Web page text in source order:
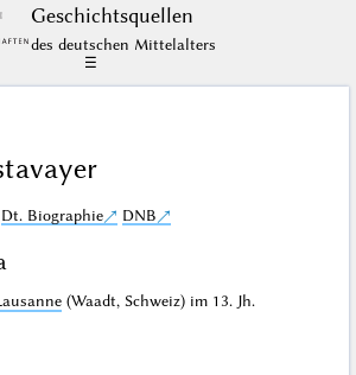
Geschichts­quellen
des deutschen Mittelalters
☰
Dt. Biographie DNB
(Waadt, Schweiz) im 13. Jh.